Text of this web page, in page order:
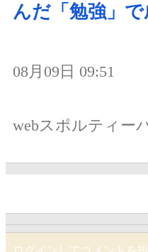
んだ「勉強」で
08月09日 09:51
webスポルティー